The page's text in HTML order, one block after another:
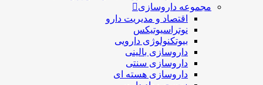
مجموعه داروسازی
اقتصاد و مديريت دارو
نوتراسیوتیکس
بيوتكنولوژی دارویی
داروسازی بالينی
داروسازی سنتی
داروسازی هسته ای